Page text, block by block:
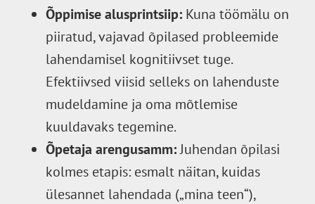
Õppimise alusprintsiip: Kuna töömälu on
piiratud, vajavad õpilased probleemide
lahendamisel kognitiivset tuge.
Efektiivsed viisid selleks on lahenduste
mudeldamine ja oma mõtlemise
kuuldavaks tegemine.
Õpetaja arengusamm:Juhendan õpilasi
kolmes etapis: esmalt näitan, kuidas
ülesannet lahendada („mina teen“),